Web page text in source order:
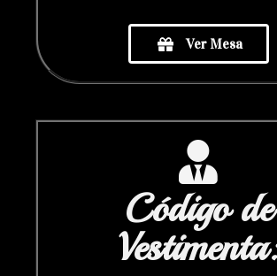
Ver Mesa
Código de